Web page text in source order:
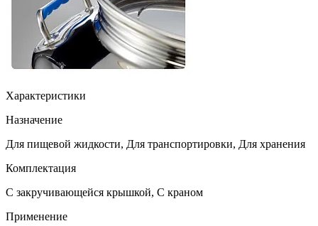
Характеристики
Назначение
Для пищевой жидкости, Для транспортировки, Для хранения
Комплектация
С закручивающейся крышкой, С краном
Применение